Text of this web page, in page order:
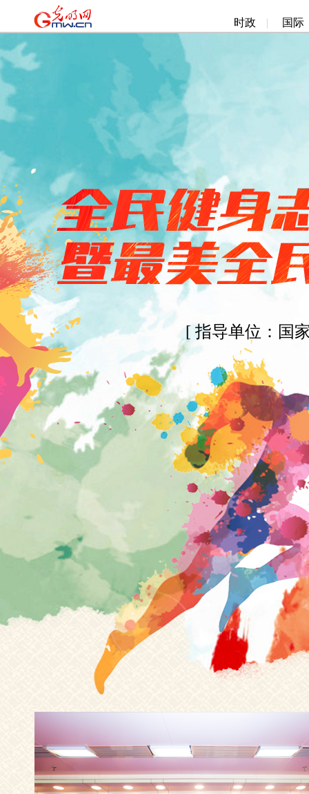
时政 | 国际
[ 指导单位：国